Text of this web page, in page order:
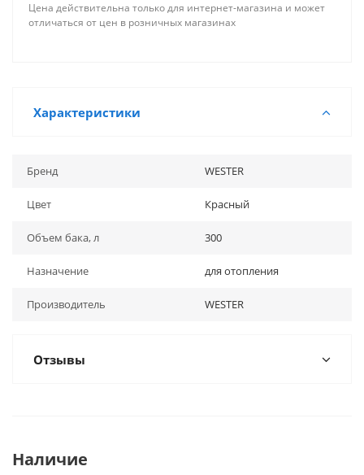
Цена действительна только для интернет-магазина и может
отличаться от цен в розничных магазинах
Характеристики
Бренд WESTER
Цвет Красный
Объем бака, л 300
Назначение для отопления
Производитель WESTER
Отзывы
Наличие